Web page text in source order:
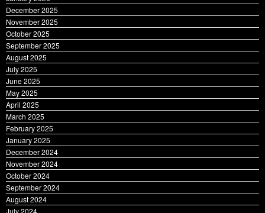
January 2026
December 2025
November 2025
October 2025
September 2025
August 2025
July 2025
June 2025
May 2025
April 2025
March 2025
February 2025
January 2025
December 2024
November 2024
October 2024
September 2024
August 2024